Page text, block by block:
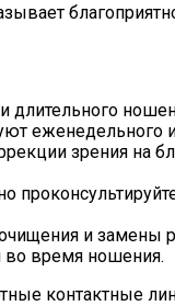
еженедельного
зрения на
и замены
во время ношения.
контактные